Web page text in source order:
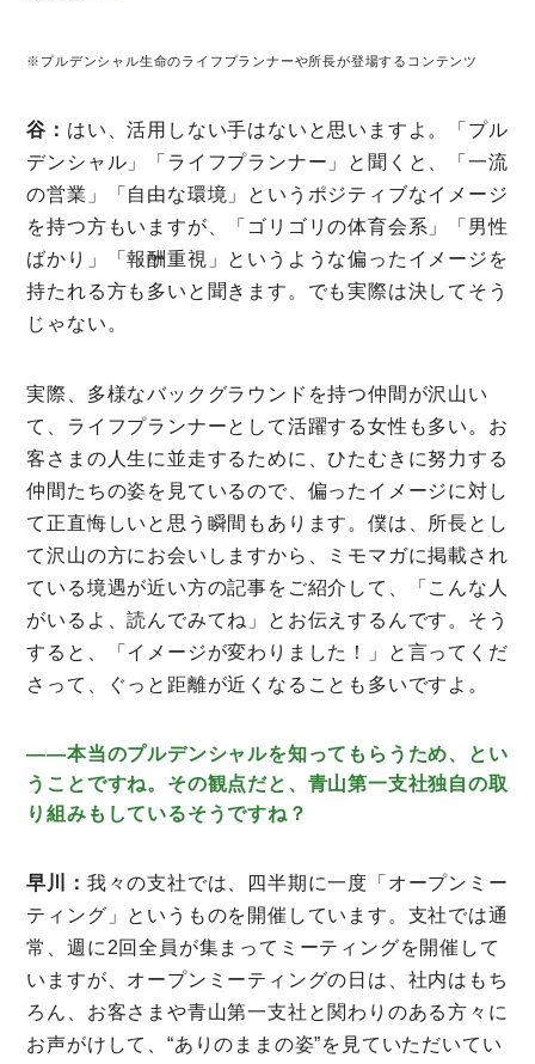
※プルデンシャル生命のライフプランナーや所長が登場するコンテンツ
谷： はい、活用しない手はないと思いますよ。「プル
デンシャル」「ライフプランナー」と聞くと、「一流
の営業」「自由な環境」というポジティブなイメージ
を持つ方もいますが、「ゴリゴリの体育会系」「男性
ばかり」「報酬重視」というような偏ったイメージを
持たれる方も多いと聞きます。でも実際は決してそう
じゃない。
実際、多様なバックグラウンドを持つ仲間が沢山い
て、ライフプランナーとして活躍する女性も多い。お
客さまの人生に並走するために、ひたむきに努力する
仲間たちの姿を見ているので、偏ったイメージに対し
て正直悔しいと思う瞬間もあります。僕は、所長とし
て沢山の方にお会いしますから、ミモマガに掲載され
ている境遇が近い方の記事をご紹介して、「こんな人
がいるよ、読んでみてね」とお伝えするんです。そう
すると、「イメージが変わりました！」と言ってくだ
さって、ぐっと距離が近くなることも多いですよ。
――本当のプルデンシャルを知ってもらうため、とい
うことですね。その観点だと、青山第一支社独自の取
り組みもしているそうですね？
早川： 我々の支社では、四半期に一度「オープンミー
ティング」というものを開催しています。支社では通
常、週に2回全員が集まってミーティングを開催して
いますが、オープンミーティングの日は、社内はもち
ろん、お客さまや青山第一支社と関わりのある方々に
お声がけして、“ありのままの姿”を見ていただいてい